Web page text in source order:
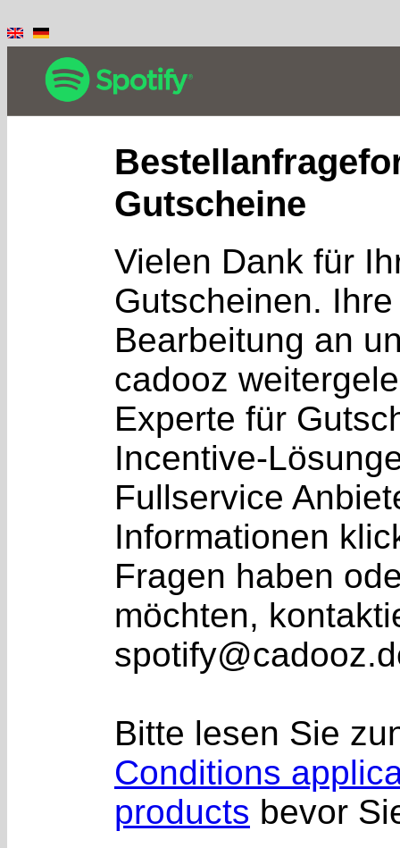
Gutscheine
Vielen Dank für
Gutscheinen.
Bearbeitung an
cadooz
Experte für
Incentive-
Fullservice
Informationen
Fragen haben
möchten,
Bitte lesen Sie
Conditions
products bevor